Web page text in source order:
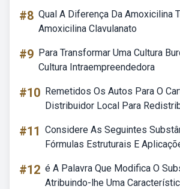
#8 Qual A Diferença Da Amoxicilina
Amoxicilina Clavulanato
#9 Para Transformar Uma Cultura
Cultura Intraempreendedora
#10 Remetidos Os Autos Para O
Distribuidor Local Para
#11 Considere As Seguintes
Fórmulas Estruturais E
#12 é A Palavra Que Modifica O
Atribuindo-lhe Uma